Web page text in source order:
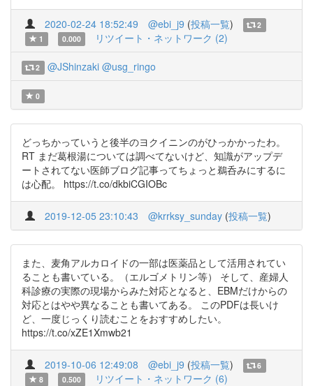
2020-02-24 18:52:49 @ebi_j9 (投稿一覧)
2
1
0.000 リツイート・ネットワーク (2)
2 @JShinzaki @usg_ringo
0
どっちかっていうと後半のヨクイニンのがひっかかったわ。
RT まだ葛根湯については調べてないけど、知識がアップデ
ートされてない医師ブログ記事ってちょっと鵜呑みにするに
は心配。 https://t.co/dkbiCGIOBc
2019-12-05 23:10:43 @krrksy_sunday (投稿一覧)
また、麦角アルカロイドの一部は医薬品として活用されてい
ることも書いている。（エルゴメトリン等） そして、産婦人
科診療の実際の現場からみた対応となると、EBMだけからの
対応とはやや異なることも書いてある。 このPDFは長いけ
ど、一度じっくり読むことをおすすめしたい。
https://t.co/xZE1Xmwb21
2019-10-06 12:49:08 @ebi_j9 (投稿一覧)
6
8
0.500 リツイート・ネットワーク (6)